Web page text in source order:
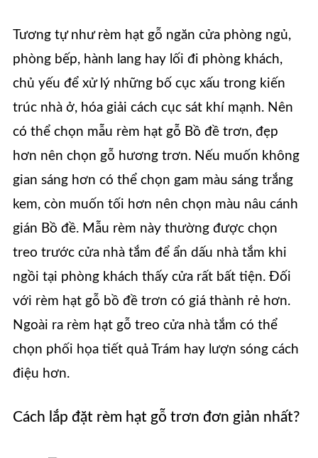
Tương tự như rèm hạt gỗ ngăn cửa phòng ngủ,
phòng bếp, hành lang hay lối đi phòng khách,
chủ yếu để xử lý những bố cục xấu trong kiến
trúc nhà ở, hóa giải cách cục sát khí mạnh. Nên
có thể chọn mẫu rèm hạt gỗ Bồ đề trơn, đẹp
hơn nên chọn gỗ hương trơn. Nếu muốn không
gian sáng hơn có thể chọn gam màu sáng trắng
kem, còn muốn tối hơn nên chọn màu nâu cánh
gián Bồ đề. Mẫu rèm này thường được chọn
treo trước cửa nhà tắm để ẩn dấu nhà tắm khi
ngồi tại phòng khách thấy cửa rất bất tiện. Đối
với rèm hạt gỗ bồ đề trơn có giá thành rẻ hơn.
Ngoài ra rèm hạt gỗ treo cửa nhà tắm có thể
chọn phối họa tiết quả Trám hay lượn sóng cách
điệu hơn.
Cách lắp đặt rèm hạt gỗ trơn đơn giản nhất?